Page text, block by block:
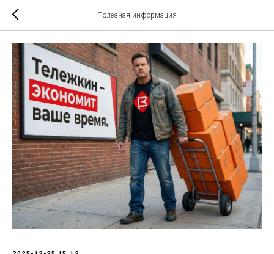
Полезная информация